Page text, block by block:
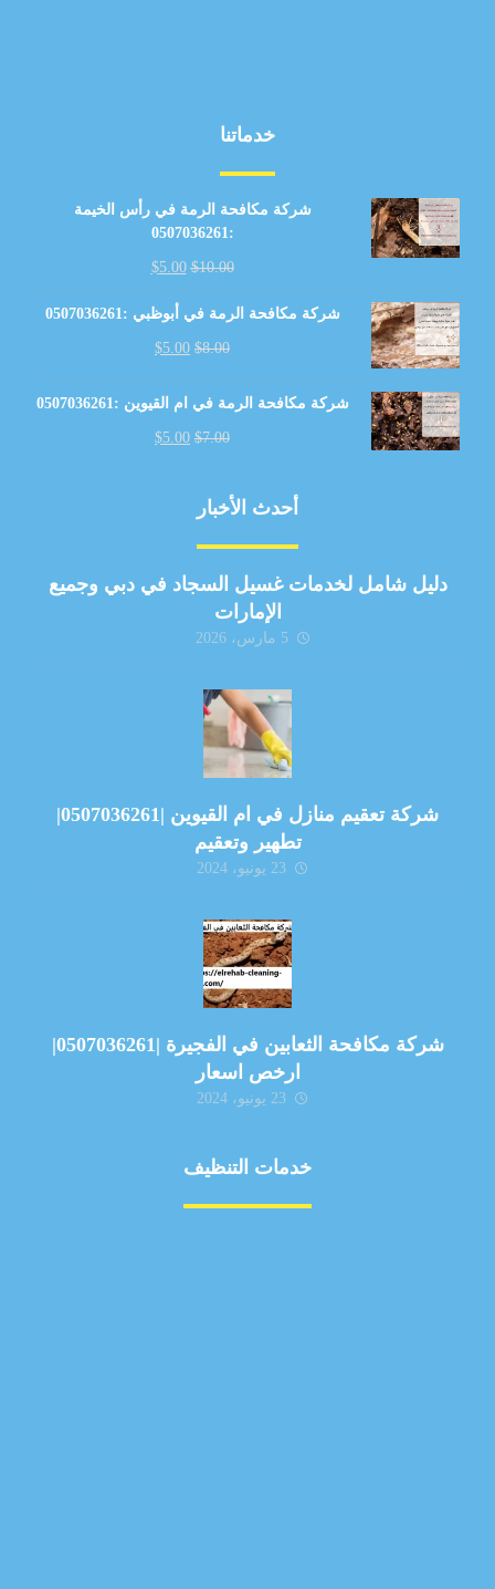
خدماتنا
شركة مكافحة الرمة في رأس الخيمة
:0507036261
$10.00
$5.00
شركة مكافحة الرمة في أبوظبي :0507036261
$8.00
$5.00
شركة مكافحة الرمة في ام القيوين :0507036261
$7.00
$5.00
أحدث الأخبار
دليل شامل لخدمات غسيل السجاد في دبي وجميع
الإمارات
5 مارس، 2026
شركة تعقيم منازل في ام القيوين |0507036261|
تطهير وتعقيم
23 يونيو، 2024
شركة مكافحة الثعابين في الفجيرة |0507036261|
ارخص اسعار
23 يونيو، 2024
خدمات التنظيف